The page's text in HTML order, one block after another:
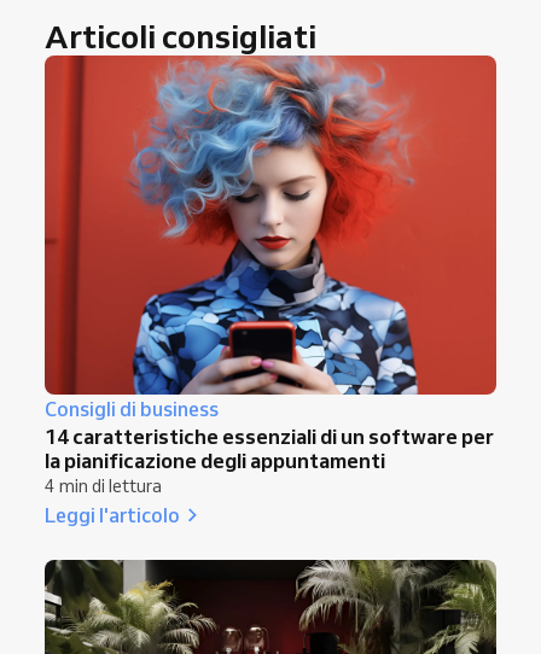
Articoli consigliati
Consigli di business
14 caratteristiche essenziali di un software per
la pianificazione degli appuntamenti
4 min di lettura
Leggi l'articolo